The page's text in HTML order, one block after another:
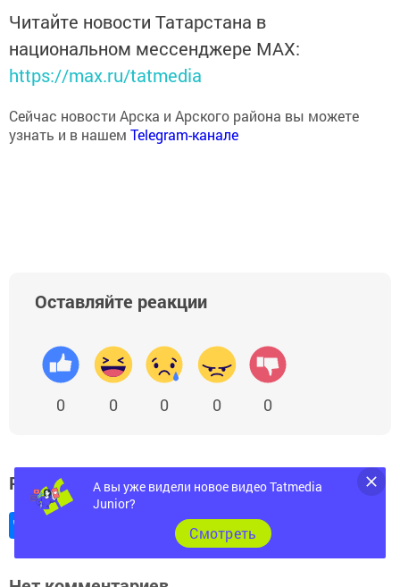
Читайте новости Татарстана в
национальном мессенджере MАХ:
https://max.ru/tatmedia
Сейчас новости Арска и Арского района вы можете
узнать и в нашем Telegram-канале
Оставляйте реакции
0 0 0 0 0
Расскажите друзьям
А вы уже видели новое видео Tatmedia
Junior?
Cмотреть